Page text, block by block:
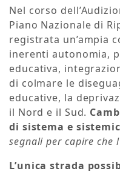
Nel corso
Piano Nazionale di
registrata un’ampia
inerenti autonomia,
educativa,
di colmare le
educative, la
il Nord e il Sud.
di sistema e
segnali per capire che
L’unica strada